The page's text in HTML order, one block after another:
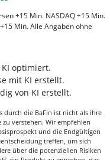
+15 Min. NASDAQ +15 Min.
Min. Alle Angaben ohne
optimiert.
mit KI erstellt.
von KI erstellt.
durch die BaFin ist nicht als ihre
verstehen. Wir empfehlen
und die Endgültigen
treffen, um sich
über die potenziellen Risiken